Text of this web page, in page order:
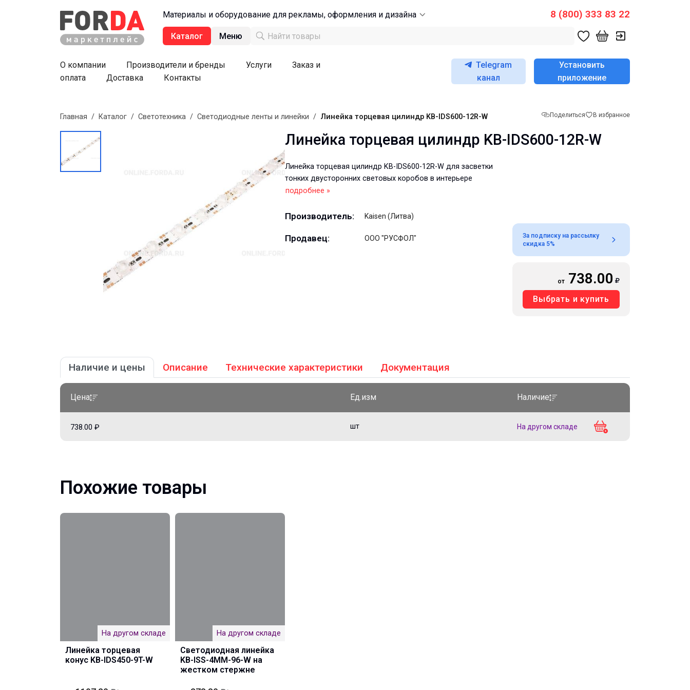
Материалы и оборудование для рекламы, оформления и дизайна 8 (800) 333 83 22
Каталог Меню
О компании Производители и бренды Услуги
Заказ и
оплата
Доставка Контакты
Telegram
канал
Установить
приложение
Поделиться В избранное
Главная / Каталог / Светотехника / Светодиодные ленты и линейки / Линейка торцевая цилиндр KB-IDS600-12R-W
Линейка торцевая цилиндр KB-IDS600-12R-W
Линейка торцевая цилиндр KB-IDS600-12R-W для засветки
тонких двусторонних световых коробов в интерьере
подробнее »
Производитель: Kaisen (Литва)
Продавец: ООО "РУСФОЛ"
За подписку на рассылку
скидка 5%
от 738.00
Выбрать и купить
Наличие и цены Описание Технические характеристики Документация
Цена Ед.изм Наличие
738.00 ₽ шт На другом складе
Похожие товары
На другом складе
Линейка торцевая
конус KB-IDS450-9T-W
На другом складе
Светодиодная линейка
KB-ISS-4MM-96-W на
жестком стержне